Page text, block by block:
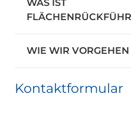
WAS IST
WIE WIR VORGEHEN
Kontaktformular